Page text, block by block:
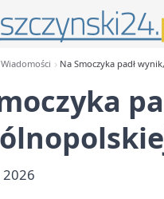
Wiadomości Na Smoczyka padł
2026